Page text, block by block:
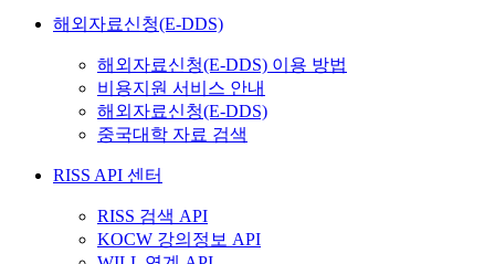
해외자료신청(E-DDS)
해외자료신청(E-DDS) 이용 방법
비용지원 서비스 안내
해외자료신청(E-DDS)
중국대학 자료 검색
RISS API 센터
RISS 검색 API
KOCW 강의정보 API